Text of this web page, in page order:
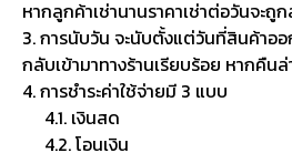
หากลูกค้าเช่านานราคาเช่าต่อวันจะถู
3. การนับวัน จะนับตั้งแต่วันที่สินค้าอ
กลับเข้ามาทางร้านเรียบร้อย หากคืนล่
4. การชำระค่าใช้จ่ายมี 3 แบบ
4.1. เงินสด
4.2. โอนเงิน